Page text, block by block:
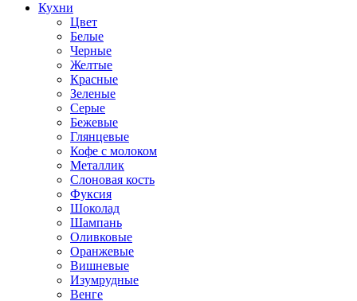
Кухни
Цвет
Белые
Черные
Желтые
Красные
Зеленые
Серые
Бежевые
Глянцевые
Кофе с молоком
Металлик
Слоновая кость
Фуксия
Шоколад
Шампань
Оливковые
Оранжевые
Вишневые
Изумрудные
Венге